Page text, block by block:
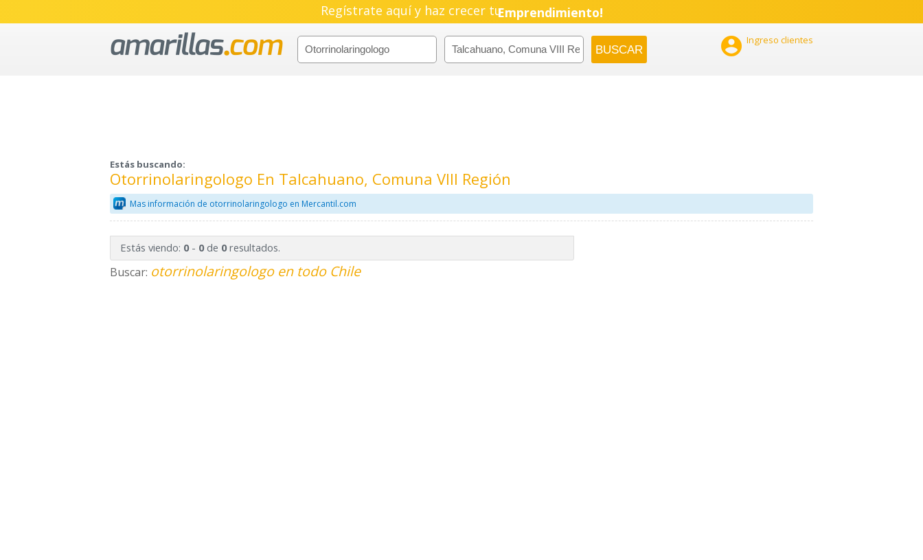
Regístrate aquí y haz crecer tuEmprendimiento!
 Ingreso clientes
Estás buscando:
Otorrinolaringologo En Talcahuano, Comuna VIII Región
Mas información de otorrinolaringologo en Mercantil.com
Estás viendo: 0- 0de 0resultados.
Buscar: otorrinolaringologo en todo Chile